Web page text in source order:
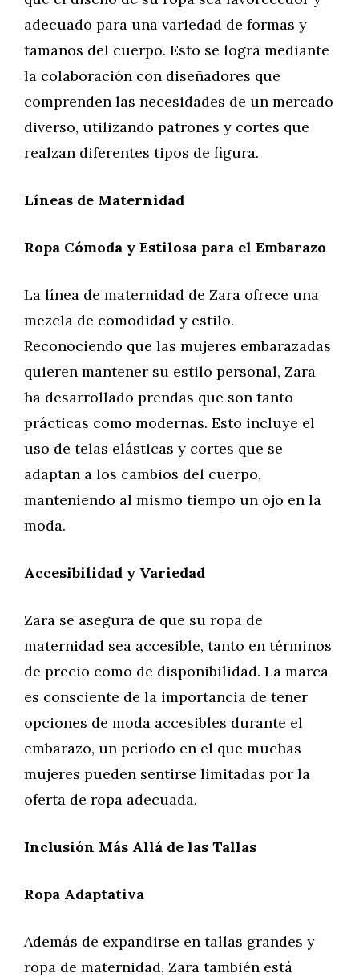
adecuado para una variedad de formas y
tamaños del cuerpo. Esto se logra mediante
la colaboración con diseñadores que
comprenden las necesidades de un mercado
diverso, utilizando patrones y cortes que
realzan diferentes tipos de figura.
Líneas de Maternidad
Ropa Cómoda y Estilosa para el Embarazo
La línea de maternidad de Zara ofrece una
mezcla de comodidad y estilo.
Reconociendo que las mujeres embarazadas
quieren mantener su estilo personal, Zara
ha desarrollado prendas que son tanto
prácticas como modernas. Esto incluye el
uso de telas elásticas y cortes que se
adaptan a los cambios del cuerpo,
manteniendo al mismo tiempo un ojo en la
moda.
Accesibilidad y Variedad
Zara se asegura de que su ropa de
maternidad sea accesible, tanto en términos
de precio como de disponibilidad. La marca
es consciente de la importancia de tener
opciones de moda accesibles durante el
embarazo, un período en el que muchas
mujeres pueden sentirse limitadas por la
oferta de ropa adecuada.
Inclusión Más Allá de las Tallas
Ropa Adaptativa
Además de expandirse en tallas grandes y
ropa de maternidad, Zara también está